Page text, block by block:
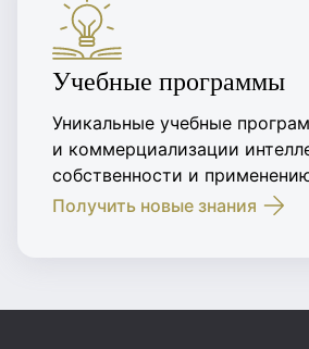
Учебные программы
Уникальные учебные
и коммерциализации
собственности и
Получить новые знания